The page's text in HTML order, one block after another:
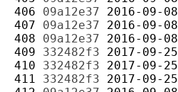
406 09a12e37 2016-09-08
407 09a12e37 2016-09-08
408 09a12e37 2016-09-08
409 332482f3 2017-09-25
410 332482f3 2017-09-25
411 332482f3 2017-09-25